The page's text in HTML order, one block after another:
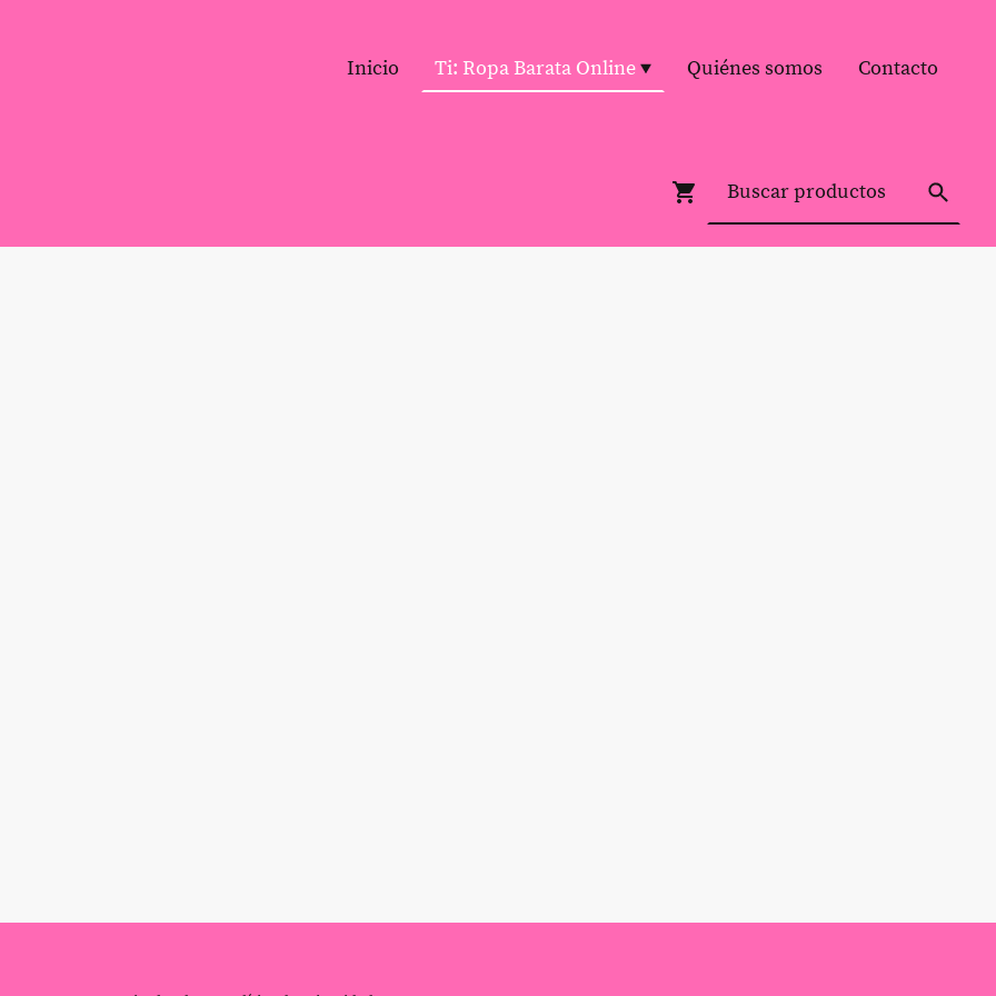
Inicio Ti: Ropa Barata Online Quiénes somos Contacto